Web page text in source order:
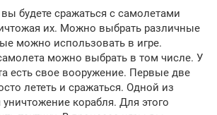
будете сражаться с самолетами
их. Можно выбрать различные
можно использовать в игре.
можно выбрать в том числе. У
есть свое вооружение. Первые две
лететь и сражаться. Одной из
корабля. Для этого